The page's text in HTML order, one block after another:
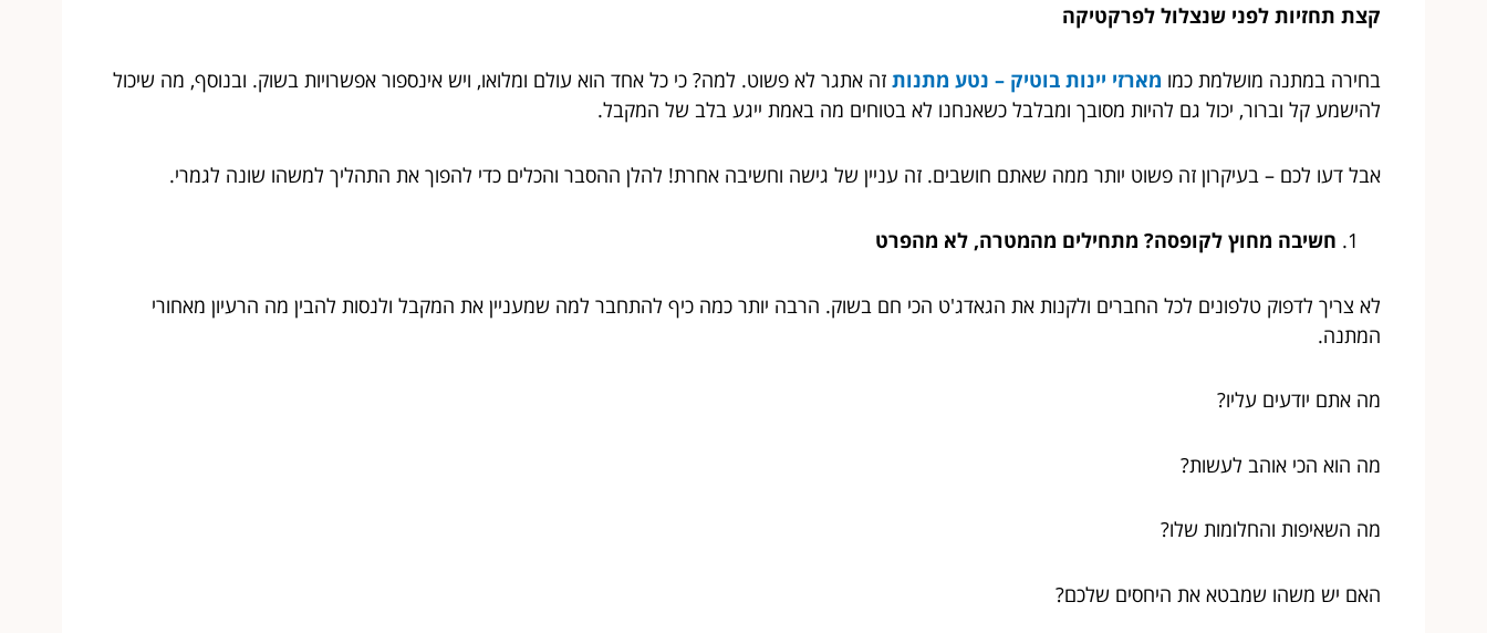
קצת תחזיות לפני שנצלול לפרקטיקה
בחירה במתנה מושלמת כמו מארזי יינות בוטיק – נטע מתנות זה אתגר לא פשוט. למה? כי כל אחד הוא עולם ומלואו, ויש אינספור אפשרויות בשוק. ובנוסף, מה שיכול
להישמע קל וברור, יכול גם להיות מסובך ומבלבל כשאנחנו לא בטוחים מה באמת ייגע בלב של המקבל.
אבל דעו לכם – בעיקרון זה פשוט יותר ממה שאתם חושבים. זה עניין של גישה וחשיבה אחרת! להלן ההסבר והכלים כדי להפוך את התהליך למשהו שונה לגמרי.
חשיבה מחוץ לקופסה? מתחילים מהמטרה, לא מהפרט
לא צריך לדפוק טלפונים לכל החברים ולקנות את הגאדג'ט הכי חם בשוק. הרבה יותר כמה כיף להתחבר למה שמעניין את המקבל ולנסות להבין מה הרעיון מאחורי
המתנה.
מה אתם יודעים עליו?
מה הוא הכי אוהב לעשות?
מה השאיפות והחלומות שלו?
האם יש משהו שמבטא את היחסים שלכם?